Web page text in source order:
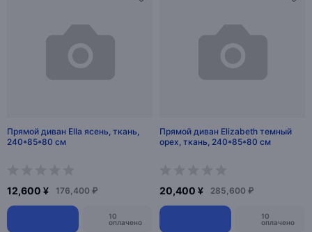
Прямой диван Ella ясень, ткань,
240*85*80 см
12,600 ¥ 176,400 ₽
10
оплачено
Прямой диван Elizabeth темный
орех, ткань, 240*85*80 см
20,400 ¥ 285,600 ₽
10
оплачено